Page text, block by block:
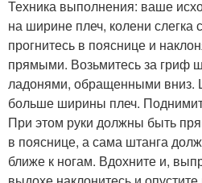
Техника выполнения: ваше
на ширине плеч, колени слегка
прогнитесь в пояснице и
прямыми. Возьмитесь за гриф
ладонями, обращенными вниз.
больше ширины плеч.
При этом руки должны быть
в пояснице, а сама штанга
ближе к ногам. Вдохните и,